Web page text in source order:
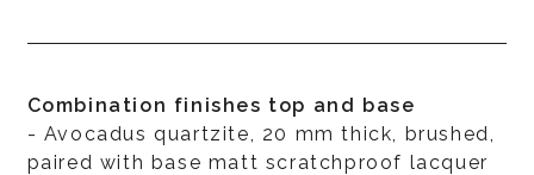
Combination finishes top and base
- Avocadus quartzite, 20 mm thick, brushed,
paired with base matt scratchproof lacquer